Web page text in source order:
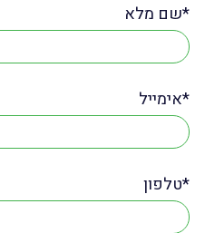
שם מלא*
אימייל*
טלפון*